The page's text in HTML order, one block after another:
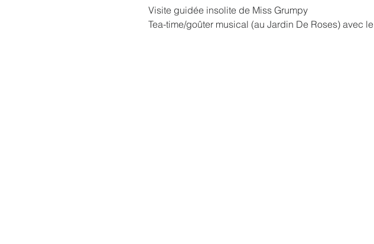
Visite guidée insolite de Miss Grumpy
Tea-time/goûter musical (au Jardin De Roses) avec le